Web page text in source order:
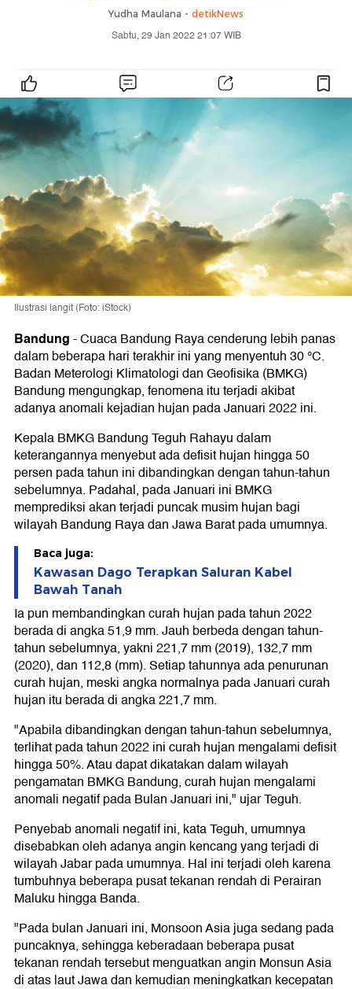
Yudha Maulana - detikNews
Sabtu, 29 Jan 2022 21:07 WIB
Ilustrasi langit (Foto: iStock)
Bandung-Cuaca Bandung Raya cenderung lebih panas
dalam beberapa hari terakhir ini yang menyentuh 30 °C.
Badan Meterologi Klimatologi dan Geofisika (BMKG)
Bandung mengungkap, fenomena itu terjadi akibat
adanya anomali kejadian hujan pada Januari 2022 ini.
Kepala BMKG Bandung Teguh Rahayu dalam
keterangannya menyebut ada defisit hujan hingga 50
persen pada tahun ini dibandingkan dengan tahun-tahun
sebelumnya. Padahal, pada Januari ini BMKG
memprediksi akan terjadi puncak musim hujan bagi
wilayah Bandung Raya dan Jawa Barat pada umumnya.
Baca juga:
Kawasan Dago Terapkan Saluran Kabel
Bawah Tanah
Ia pun membandingkan curah hujan pada tahun 2022
berada di angka 51,9 mm. Jauh berbeda dengan tahun-
tahun sebelumnya, yakni 221,7 mm (2019), 132,7 mm
(2020), dan 112,8 (mm). Setiap tahunnya ada penurunan
curah hujan, meski angka normalnya pada Januari curah
hujan itu berada di angka 221,7 mm.
"Apabila dibandingkan dengan tahun-tahun sebelumnya,
terlihat pada tahun 2022 ini curah hujan mengalami defisit
hingga 50%. Atau dapat dikatakan dalam wilayah
pengamatan BMKG Bandung, curah hujan mengalami
anomali negatif pada Bulan Januari ini," ujar Teguh.
Penyebab anomali negatif ini, kata Teguh, umumnya
disebabkan oleh adanya angin kencang yang terjadi di
wilayah Jabar pada umumnya. Hal ini terjadi oleh karena
tumbuhnya beberapa pusat tekanan rendah di Perairan
Maluku hingga Banda.
"Pada bulan Januari ini, Monsoon Asia juga sedang pada
puncaknya, sehingga keberadaan beberapa pusat
tekanan rendah tersebut menguatkan angin Monsun Asia
di atas laut Jawa dan kemudian meningkatkan kecepatan